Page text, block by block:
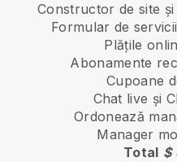
Constructor de site și
Formular de
Plățile
Abonamente
Cupoane
Chat live și
Ordonează
Manager
Total $